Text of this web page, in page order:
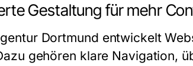
Gestaltung für mehr
Dortmund entwickelt
gehören klare Navigation,